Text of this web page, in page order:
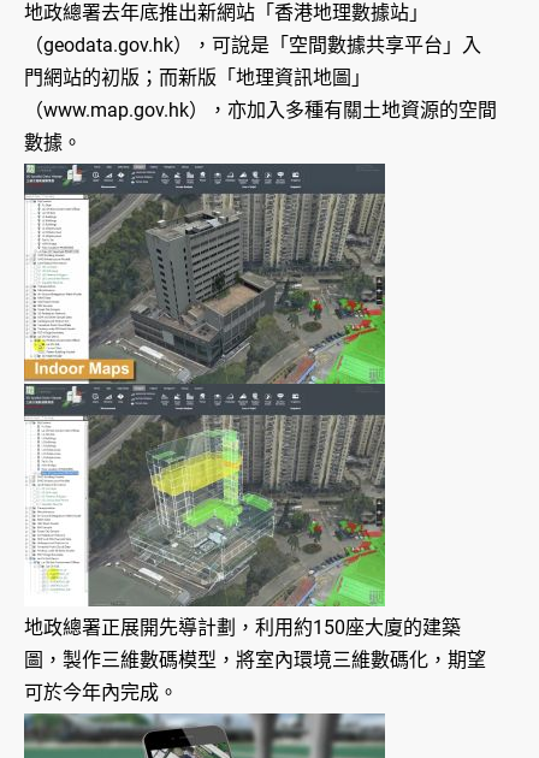
地政總署去年底推出新網站「香港地理數據站」
（geodata.gov.hk），可說是「空間數據共享平台」入
門網站的初版；而新版「地理資訊地圖」
（www.map.gov.hk），亦加入多種有關土地資源的空間
數據。
地政總署正展開先導計劃，利用約150座大廈的建築
圖，製作三維數碼模型，將室內環境三維數碼化，期望
可於今年內完成。